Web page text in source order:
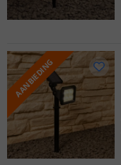
AANBIEDING